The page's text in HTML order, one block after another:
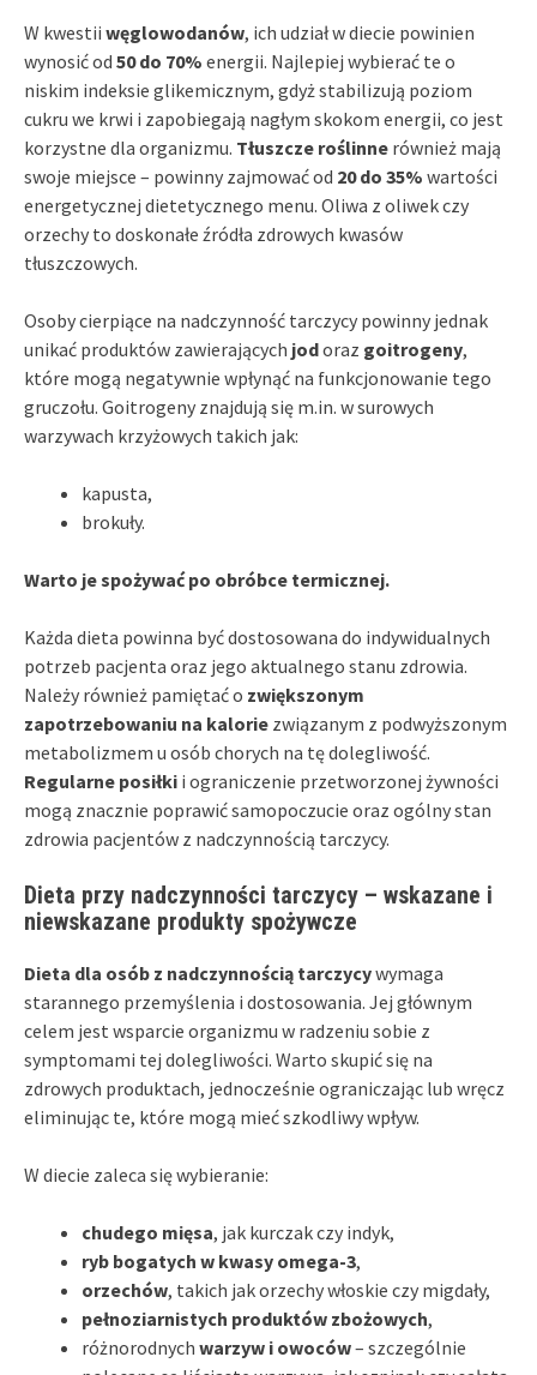
W kwestii węglowodanów, ich udział w diecie powinien
wynosić od 50 do 70% energii. Najlepiej wybierać te o
niskim indeksie glikemicznym, gdyż stabilizują poziom
cukru we krwi i zapobiegają nagłym skokom energii, co jest
korzystne dla organizmu. Tłuszcze roślinne również mają
swoje miejsce – powinny zajmować od 20 do 35% wartości
energetycznej dietetycznego menu. Oliwa z oliwek czy
orzechy to doskonałe źródła zdrowych kwasów
tłuszczowych.
Osoby cierpiące na nadczynność tarczycy powinny jednak
unikać produktów zawierających jodoraz goitrogeny,
które mogą negatywnie wpłynąć na funkcjonowanie tego
gruczołu. Goitrogeny znajdują się m.in. w surowych
warzywach krzyżowych takich jak:
kapusta,
brokuły.
Warto je spożywać po obróbce termicznej.
Każda dieta powinna być dostosowana do indywidualnych
potrzeb pacjenta oraz jego aktualnego stanu zdrowia.
Należy również pamiętać o zwiększonym
zapotrzebowaniu na kalorie związanym z podwyższonym
metabolizmem u osób chorych na tę dolegliwość.
Regularne posiłki i ograniczenie przetworzonej żywności
mogą znacznie poprawić samopoczucie oraz ogólny stan
zdrowia pacjentów z nadczynnością tarczycy.
Dieta przy nadczynności tarczycy – wskazane i
niewskazane produkty spożywcze
Dieta dla osób z nadczynnością tarczycywymaga
starannego przemyślenia i dostosowania. Jej głównym
celem jest wsparcie organizmu w radzeniu sobie z
symptomami tej dolegliwości. Warto skupić się na
zdrowych produktach, jednocześnie ograniczając lub wręcz
eliminując te, które mogą mieć szkodliwy wpływ.
W diecie zaleca się wybieranie:
chudego mięsa, jak kurczak czy indyk,
ryb bogatych w kwasy omega-3,
orzechów, takich jak orzechy włoskie czy migdały,
pełnoziarnistych produktów zbożowych,
różnorodnych warzyw i owoców– szczególnie